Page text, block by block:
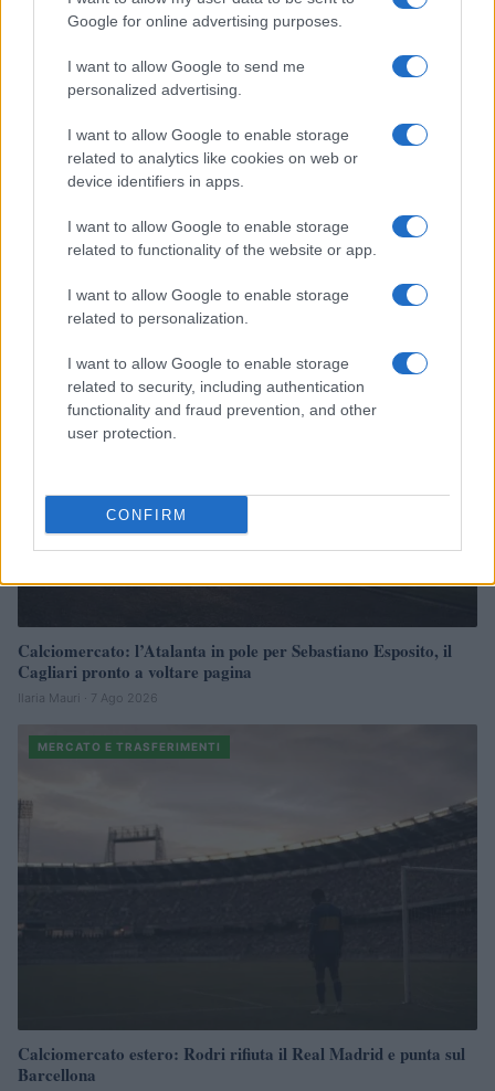
Google for online advertising purposes.
I want to allow Google to send me
personalized advertising.
I want to allow Google to enable storage
related to analytics like cookies on web or
device identifiers in apps.
I want to allow Google to enable storage
related to functionality of the website or app.
I want to allow Google to enable storage
related to personalization.
I want to allow Google to enable storage
related to security, including authentication
functionality and fraud prevention, and other
user protection.
CONFIRM
Lukaku e il Napoli: la trattativa segreta e le destinazioni
Ilaria Mauri · 7 Ago 2026
Calciomercato: l’Atalanta in pole per Sebastiano Esposito, il
Cagliari pronto a voltare pagina
Ilaria Mauri · 7 Ago 2026
MERCATO E TRASFERIMENTI
Calciomercato estero: Rodri rifiuta il Real Madrid e punta sul
Barcellona